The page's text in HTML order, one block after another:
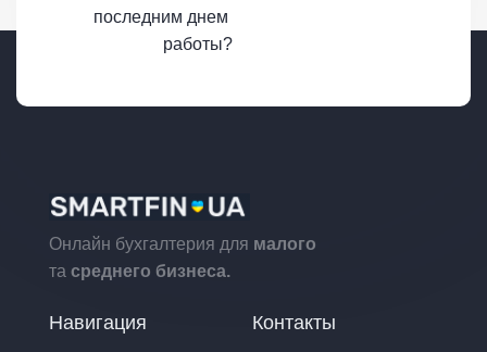
последним днем ​​
работы?
Онлайн бухгалтерия для малого
та среднего бизнеса.
Навигация Контакты